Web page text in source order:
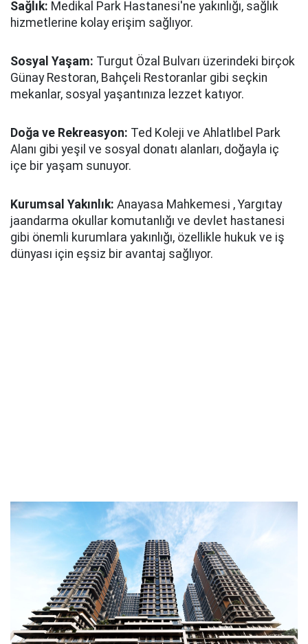
Sağlık: Medikal Park Hastanesi'ne yakınlığı, sağlık
hizmetlerine kolay erişim sağlıyor.
Sosyal Yaşam: Turgut Özal Bulvarı üzerindeki birçok
Günay Restoran, Bahçeli Restoranlar gibi seçkin
mekanlar, sosyal yaşantınıza lezzet katıyor.
Doğa ve Rekreasyon: Ted Koleji ve Ahlatlıbel Park
Alanı gibi yeşil ve sosyal donatı alanları, doğayla iç
içe bir yaşam sunuyor.
Kurumsal Yakınlık: Anayasa Mahkemesi , Yargıtay
jaandarma okullar komutanlığı ve devlet hastanesi
gibi önemli kurumlara yakınlığı, özellikle hukuk ve iş
dünyası için eşsiz bir avantaj sağlıyor.